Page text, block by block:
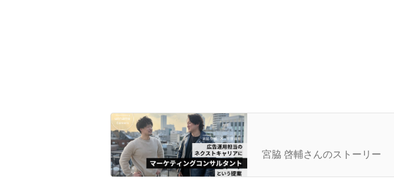
グコンサルタント」という提案
宮脇 啓輔さんのストーリー